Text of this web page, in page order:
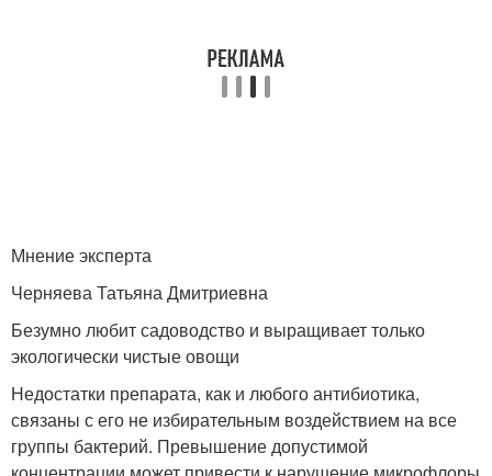
Мнение эксперта
Черняева Татьяна Дмитриевна
Безумно любит садоводство и выращивает только
экологически чистые овощи
Недостатки препарата, как и любого антибиотика,
связаны с его не избирательным воздействием на все
группы бактерий. Превышение допустимой